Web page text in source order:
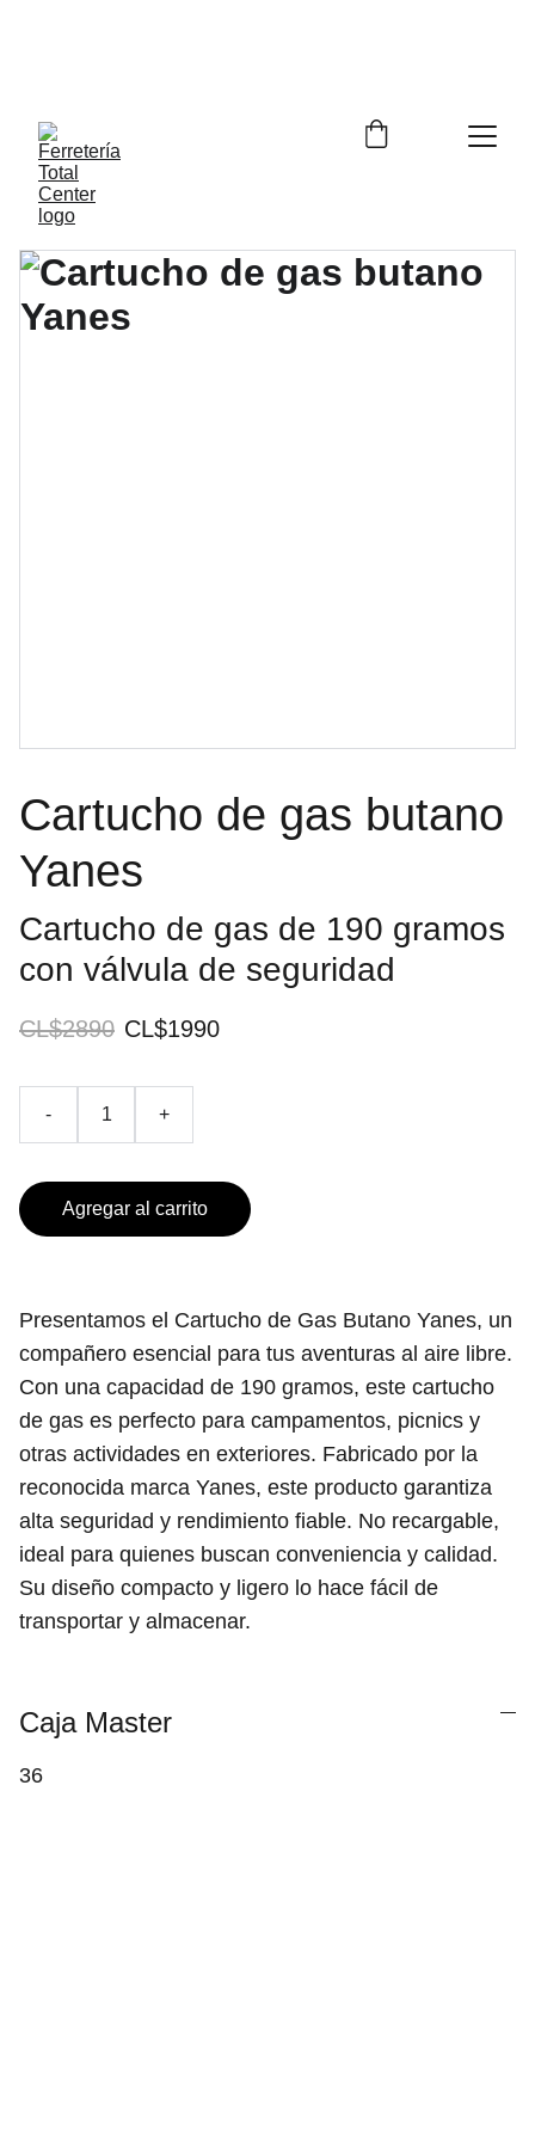
Cartucho de gas butano
Yanes
Cartucho de gas de 190 gramos
con válvula de seguridad
CL$2890 CL$1990
- +
Agregar al carrito
Presentamos el Cartucho de Gas Butano Yanes, un
compañero esencial para tus aventuras al aire libre.
Con una capacidad de 190 gramos, este cartucho
de gas es perfecto para campamentos, picnics y
otras actividades en exteriores. Fabricado por la
reconocida marca Yanes, este producto garantiza
alta seguridad y rendimiento fiable. No recargable,
ideal para quienes buscan conveniencia y calidad.
Su diseño compacto y ligero lo hace fácil de
transportar y almacenar.
Caja Master
36